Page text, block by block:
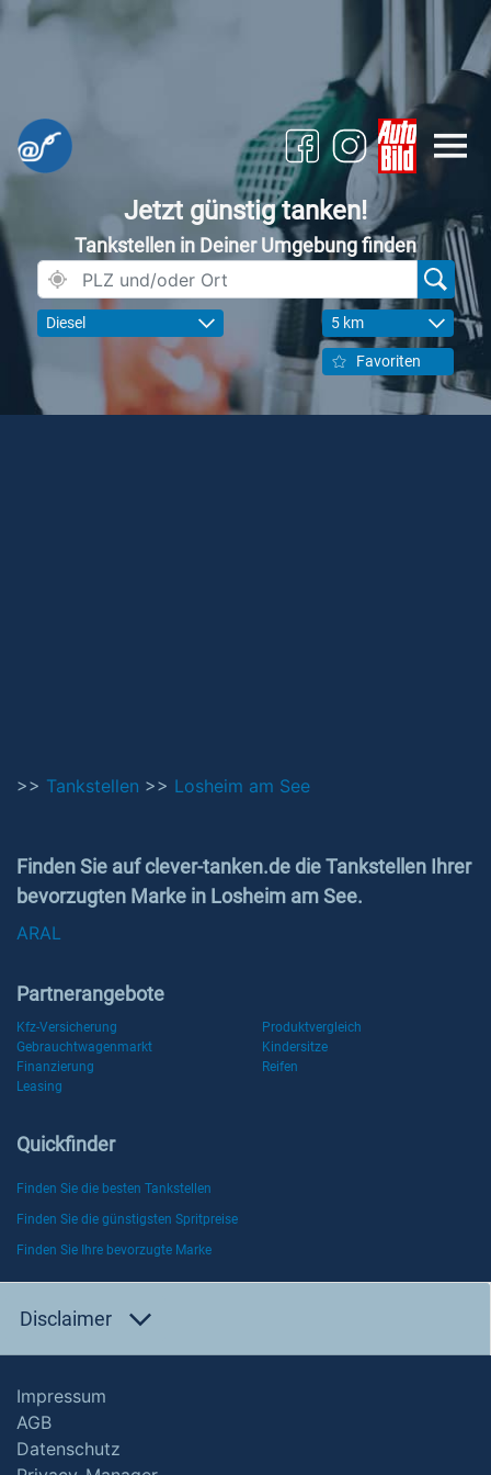
Jetzt günstig tanken!
Tankstellen in Deiner Umgebung finden
Diesel 5 km
Favoriten
>> Tankstellen >> Losheim am See
Finden Sie auf clever-tanken.de die Tankstellen Ihrer
bevorzugten Marke in Losheim am See.
ARAL
Partnerangebote
Kfz-Versicherung
Produktvergleich
Gebrauchtwagenmarkt
Kindersitze
Finanzierung
Reifen
Leasing
Quickfinder
Finden Sie die besten Tankstellen
Finden Sie die günstigsten Spritpreise
Finden Sie Ihre bevorzugte Marke
Disclaimer
Impressum
AGB
Datenschutz